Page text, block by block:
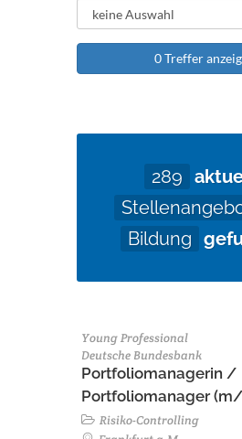
0 Treffer
289
Bildung
Young Professional
Deutsche Bundesbank
Portfoliomanagerin /
Portfoliomanager
Risiko-Controlling